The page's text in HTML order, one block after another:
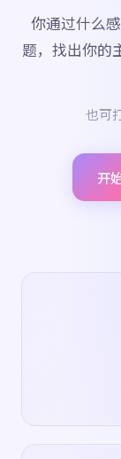
你通过什么
题，找出你的
也可
开